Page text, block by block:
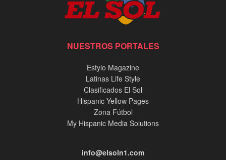
NUESTROS PORTALES
Estylo Magazine
Latinas Life Style
Clasificados El Sol
Hispanic Yellow Pages
Zona Fútbol
My Hispanic Media Solutions
info@elsoln1.com